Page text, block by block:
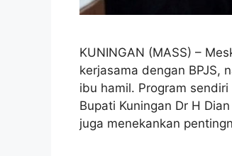
KUNINGAN (MASS) –
kerjasama dengan BPJS,
ibu hamil. Program
Bupati Kuningan Dr H
juga menekankan